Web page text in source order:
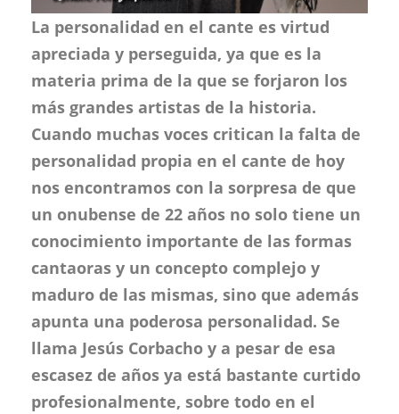
La personalidad en el cante es virtud
apreciada y perseguida, ya que es la
materia prima de la que se forjaron los
más grandes artistas de la historia.
Cuando muchas voces critican la falta de
personalidad propia en el cante de hoy
nos encontramos con la sorpresa de que
un onubense de 22 años no solo tiene un
conocimiento importante de las formas
cantaoras y un concepto complejo y
maduro de las mismas, sino que además
apunta una poderosa personalidad. Se
llama Jesús Corbacho y a pesar de esa
escasez de años ya está bastante curtido
profesionalmente, sobre todo en el